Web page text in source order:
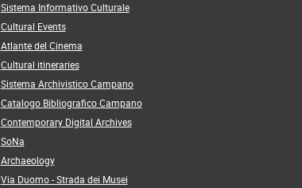
Sistema Informativo Culturale
Cultural Events
Atlante del Cinema
Cultural itineraries
Sistema Archivistico Campano
Catalogo Bibliografico Campano
Contemporary Digital Archives
SoNa
Archaeology
Via Duomo - Strada dei Musei